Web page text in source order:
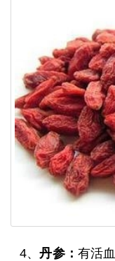
4、丹参：有活